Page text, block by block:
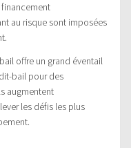
au risque sont imposées
offre un grand éventail
bail pour des
augmentent
les défis les plus